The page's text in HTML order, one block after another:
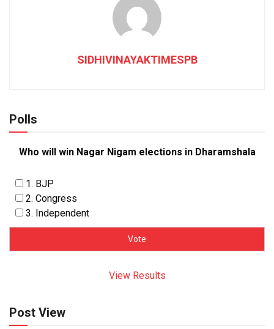
SIDHIVINAYAKTIMESPB
Polls
Who will win Nagar Nigam elections in Dharamshala
1. BJP
2. Congress
3. Independent
View Results
Post View